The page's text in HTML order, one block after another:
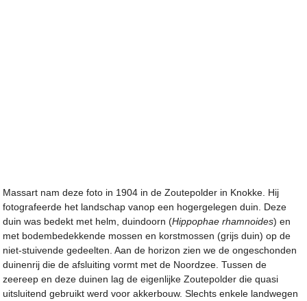
Massart nam deze foto in 1904 in de Zoutepolder in Knokke. Hij
fotografeerde het landschap vanop een hogergelegen duin. Deze
duin was bedekt met helm, duindoorn (Hippophae rhamnoides) en
met bodembedekkende mossen en korstmossen (grijs duin) op de
niet-stuivende gedeelten. Aan de horizon zien we de ongeschonden
duinenrij die de afsluiting vormt met de Noordzee. Tussen de
zeereep en deze duinen lag de eigenlijke Zoutepolder die quasi
uitsluitend gebruikt werd voor akkerbouw. Slechts enkele landwegen